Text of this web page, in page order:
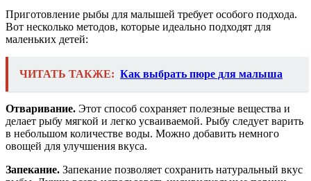
Приготовление рыбы для малышей требует особого подхода.
Вот несколько методов, которые идеально подходят для
маленьких детей:
ЧИТАТЬ ТАКЖЕ: Как выбрать пюре для малыша
Отваривание. Этот способ сохраняет полезные вещества и
делает рыбу мягкой и легко усваиваемой. Рыбу следует варить
в небольшом количестве воды. Можно добавить немного
овощей для улучшения вкуса.
Запекание. Запекание позволяет сохранить натуральный вкус